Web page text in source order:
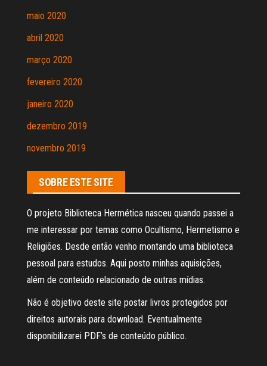
maio 2020
abril 2020
março 2020
fevereiro 2020
janeiro 2020
dezembro 2019
novembro 2019
SOBRE ESTE SITE
O projeto Biblioteca Hermética nasceu quando passei a
me interessar por temas como Ocultismo, Hermetismo e
Religiões. Desde então venho montando uma biblioteca
pessoal para estudos. Aqui posto minhas aquisições,
além de conteúdo relacionado de outras mídias.
Não é objetivo deste site postar livros protegidos por
direitos autorais para download. Eventualmente
disponibilizarei PDF’s de conteúdo público.